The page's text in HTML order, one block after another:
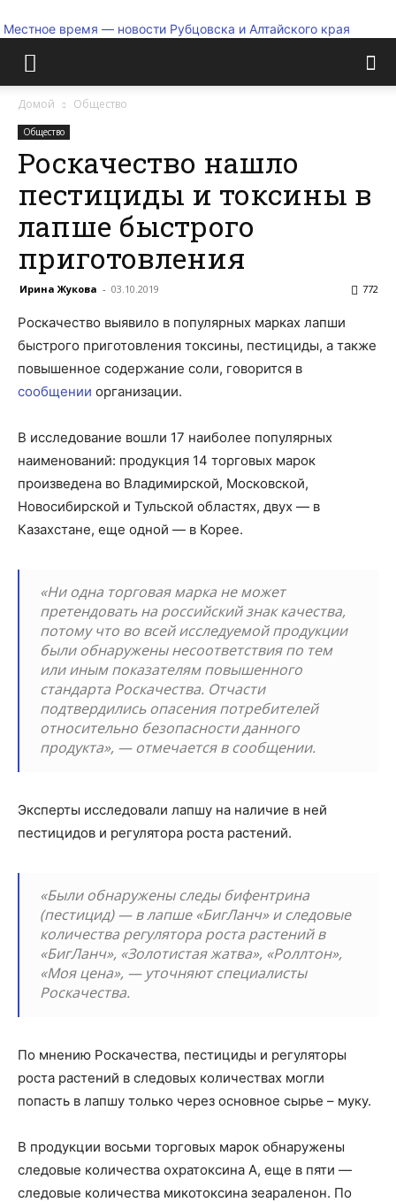
Местное время — новости Рубцовска и Алтайского края
Домой Общество
Общество
Роскачество нашло
пестициды и токсины в
лапше быстрого
приготовления
Ирина Жукова - 03.10.2019 772
Роскачество выявило в популярных марках лапши
быстрого приготовления токсины, пестициды, а также
повышенное содержание соли, говорится в
сообщении организации.
В исследование вошли 17 наиболее популярных
наименований: продукция 14 торговых марок
произведена во Владимирской, Московской,
Новосибирской и Тульской областях, двух — в
Казахстане, еще одной — в Корее.
«Ни одна торговая марка не может
претендовать на российский знак качества,
потому что во всей исследуемой продукции
были обнаружены несоответствия по тем
или иным показателям повышенного
стандарта Роскачества. Отчасти
подтвердились опасения потребителей
относительно безопасности данного
продукта», — отмечается в сообщении.
Эксперты исследовали лапшу на наличие в ней
пестицидов и регулятора роста растений.
«Были обнаружены следы бифентрина
(пестицид) — в лапше «БигЛанч» и следовые
количества регулятора роста растений в
«БигЛанч», «Золотистая жатва», «Роллтон»,
«Моя цена», — уточняют специалисты
Роскачества.
По мнению Роскачества, пестициды и регуляторы
роста растений в следовых количествах могли
попасть в лапшу только через основное сырье – муку.
В продукции восьми торговых марок обнаружены
следовые количества охратоксина А, еще в пяти —
следовые количества микотоксина зеараленон. По